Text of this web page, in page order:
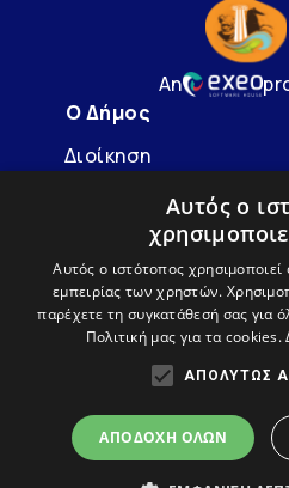
An
Ο Δήμος
Διοίκηση
Αυτός ο
Αυτός ο ιστότοπος
εμπειρίας των χρηστών.
παρέχετε τη συγκατάθεσή σας για
Πολιτική μας για τα cookies.
ΑΠΟΛΎΤΩΣ
ΑΠΟΔΟΧΉ ΌΛΩΝ